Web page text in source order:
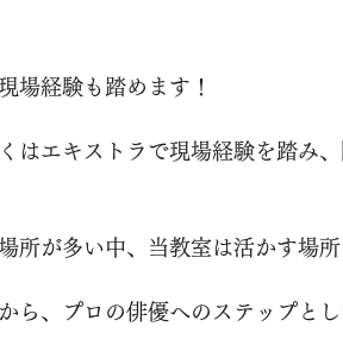
場経験も踏めます！
はエキストラで現場経験を踏み
所が多い中、当教室は活かす場所
ら、プロの俳優へのステップとし